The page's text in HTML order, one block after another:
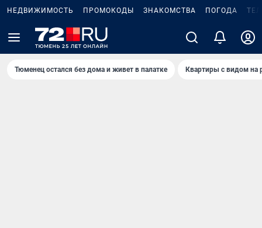
НЕДВИЖИМОСТЬ ПРОМОКОДЫ ЗНАКОМСТВА ПОГОДА
Тюменец остался без дома и живет в палатке Квартиры с видом на